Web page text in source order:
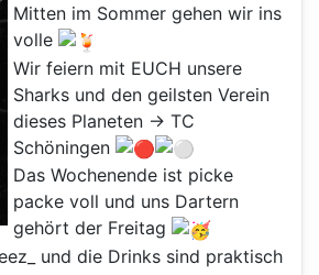
Mitten im Sommer gehen wir ins
volle
Wir feiern mit EUCH unsere
Sharks und den geilsten Verein
dieses Planeten -> TC
Schöningen
Das Wochenende ist picke
packe voll und uns Dartern
gehört der Freitag
und die Drinks sind praktisch